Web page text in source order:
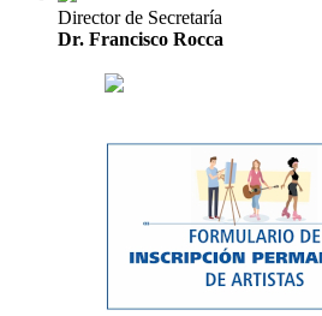
Director de Secretaría
Dr. Francisco Rocca